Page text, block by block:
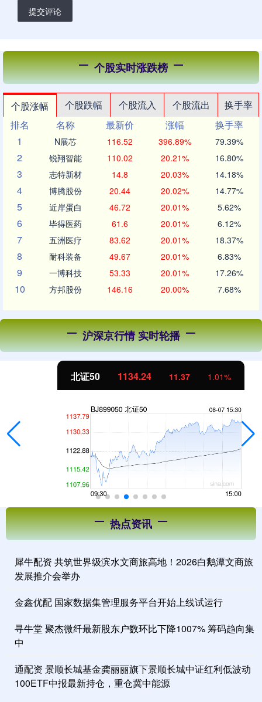
提交评论
个股实时涨跌榜
个股涨幅 个股跌幅 个股流入 个股流出
换手率
排名
名称 最新价 涨幅
换手率
1
N展芯 116.52 396.89% 79.39%
2 锐翔智能 110.02 20.21% 16.80%
3 志特新材 14.8 20.03% 14.18%
4 博腾股份 20.44 20.02% 14.77%
5 近岸蛋白 46.72 20.01% 5.62%
6 毕得医药 61.6 20.01% 6.12%
7 五洲医疗 83.62 20.01% 18.37%
8 耐科装备 49.67 20.01% 6.83%
9 一博科技 53.33 20.01% 17.26%
10 方邦股份 146.16 20.00% 7.68%
沪深京行情 实时轮播
北证50 1134.24 11.37 1.01%
热点资讯
犀牛配资 共筑世界级滨水文商旅高地！2026白鹅潭文商旅
发展推介会举办
金鑫优配 国家数据集管理服务平台开始上线试运行
寻牛堂 聚杰微纤最新股东户数环比下降1007% 筹码趋向集
中
通配资 景顺长城基金龚丽丽旗下景顺长城中证红利低波动
100ETF中报最新持仓，重仓冀中能源